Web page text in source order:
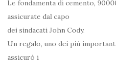
Le fondamenta di cemento,
assicurate dal capo
dei sindacati John Cody.
Un regalo, uno dei più
assicurò i